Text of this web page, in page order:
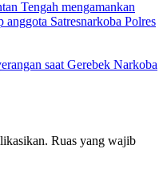
saat Gerebek Narkoba
Ruas yang wajib